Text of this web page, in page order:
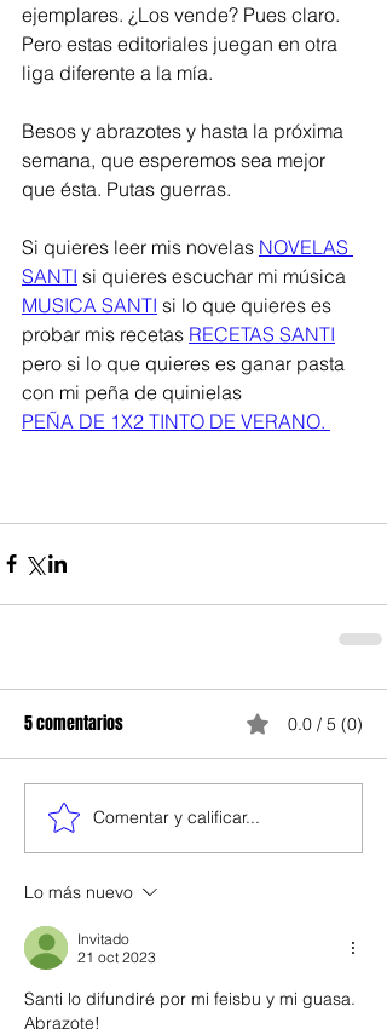
ejemplares. ¿Los vende? Pues claro.
Pero estas editoriales juegan en otra
liga diferente a la mía.
Besos y abrazotes y hasta la próxima
semana, que esperemos sea mejor
que ésta. Putas guerras.
Si quieres leer mis novelas NOVELAS
SANTI si quieres escuchar mi música
MUSICA SANTI si lo que quieres es
probar mis recetas RECETAS SANTI
pero si lo que quieres es ganar pasta
con mi peña de quinielas
PEÑA DE 1X2 TINTO DE VERANO.
5 comentarios 0.0 / 5 (0)
Comentar y calificar...
Lo más nuevo
Invitado
21 oct 2023
Santi lo difundiré por mi feisbu y mi guasa.
Abrazote!